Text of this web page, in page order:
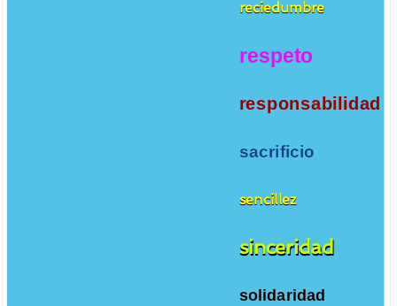
reciedumbre
respeto
responsabilidad
sacrificio
sencillez
sinceridad
solidaridad